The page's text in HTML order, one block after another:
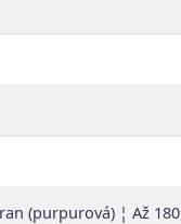
(purpurová) ¦ Až 180